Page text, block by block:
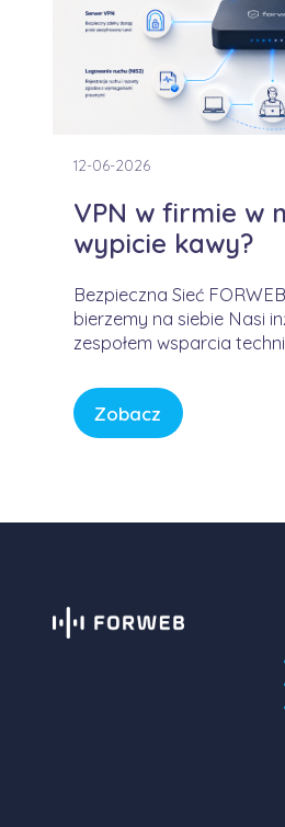
12-06-2026
VPN w firmie w
wypicie kawy?
Bezpieczna Sieć
bierzemy na siebie Nasi
zespołem wsparcia
sposób bezpieczny,
Bez samodzielnego
skomplikowanych
Zobacz